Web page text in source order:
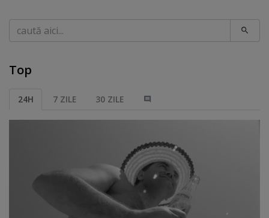
Caută
Top
24H 7 ZILE 30 ZILE